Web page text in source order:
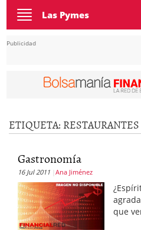
Toggle
navigation
Las Pymes
Publicidad
ETIQUETA: RESTAURANTES
Gastronomía
16 Jul 2011 Ana Jiménez
que